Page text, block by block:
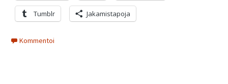
Tumblr Jakamistapoja
Kommentoi